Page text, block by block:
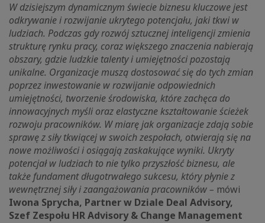
W dzisiejszym dynamicznym świecie biznesu kluczowe jest
odkrywanie i rozwijanie ukrytego potencjału, jaki tkwi w
ludziach. Podczas gdy rozwój sztucznej inteligencji zmienia
strukturę rynku pracy, coraz większego znaczenia nabierają
obszary, gdzie ludzkie talenty i umiejętności pozostają
unikalne. Organizacje muszą dostosować się do tych zmian
poprzez inwestowanie w rozwijanie odpowiednich
umiejętności, tworzenie środowiska, które zachęca do
innowacyjnych myśli oraz elastyczne kształtowanie ścieżek
rozwoju pracowników. W miarę jak organizacje zdają sobie
sprawę z siły tkwiącej w swoich zespołach, otwierają się na
nowe możliwości i osiągają zaskakujące wyniki. Ukryty
potencjał w ludziach to nie tylko przyszłość biznesu, ale
także fundament długotrwałego sukcesu, który płynie z
wewnętrznej siły i zaangażowania pracowników – mówi
Iwona Sprycha, Partner w Dziale Deal Advisory,
Szef Zespołu HR Advisory & Change Management